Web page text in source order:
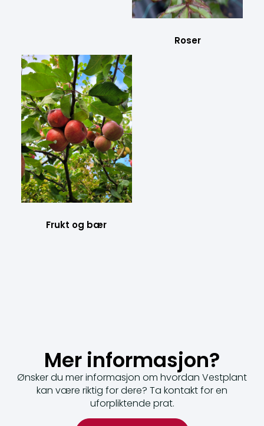
Roser
Frukt og bær
Mer informasjon?
Ønsker du mer informasjon om hvordan Vestplant
kan være riktig for dere? Ta kontakt for en
uforpliktende prat.